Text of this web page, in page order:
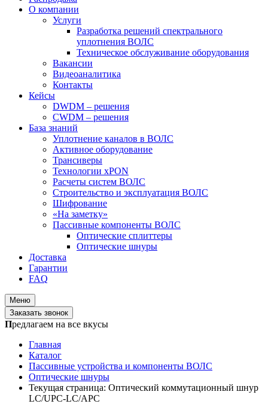
О компании
Услуги
Разработка решений спектрального
уплотнения ВОЛС
Техническое обслуживание оборудования
Вакансии
Видеоаналитика
Контакты
Кейсы
DWDM – решения
CWDM – решения
База знаний
Уплотнение каналов в ВОЛС
Активное оборудование
Трансиверы
Технологии xPON
Расчеты систем ВОЛС
Строительство и эксплуатация ВОЛС
Шифрование
«На заметку»
Пассивные компоненты ВОЛС
Оптические сплиттеры
Оптические шнуры
Доставка
Гарантии
FAQ
Меню
Заказать звонок
Предлагаем на все вкусы
Главная
Каталог
Пассивные устройства и компоненты ВОЛС
Оптические шнуры
Текущая страница: Оптический коммутационный шнур
LC/UPC-LC/APC